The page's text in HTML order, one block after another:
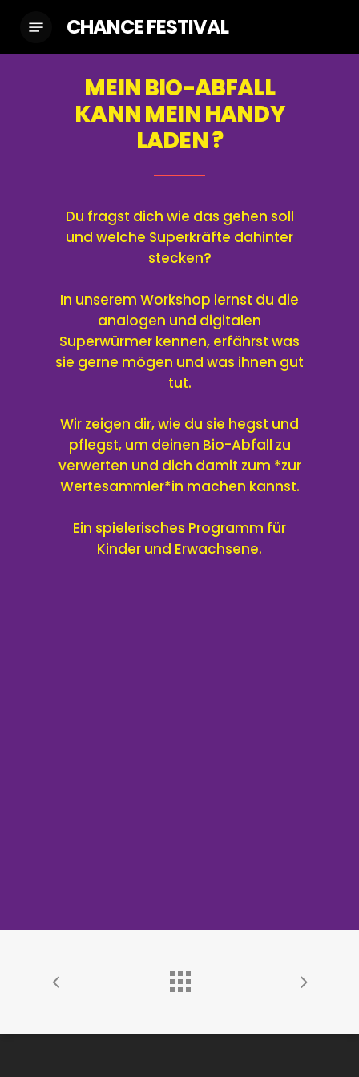
main
Menu CHANCE FESTIVAL
MEIN BIO-ABFALL
KANN MEIN HANDY
LADEN ?
Du fragst dich wie das gehen soll
und welche Superkräfte dahinter
stecken?
In unserem Workshop lernst du die
analogen und digitalen
Superwürmer kennen, erfährst was
sie gerne mögen und was ihnen gut
tut.
Wir zeigen dir, wie du sie hegst und
pflegst, um deinen Bio-Abfall zu
verwerten und dich damit zum *zur
Wertesammler*in machen kannst.
Ein spielerisches Programm für
Kinder und Erwachsene.